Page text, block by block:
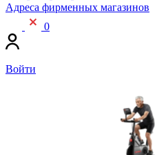
Адреса фирменных магазинов
0
Войти